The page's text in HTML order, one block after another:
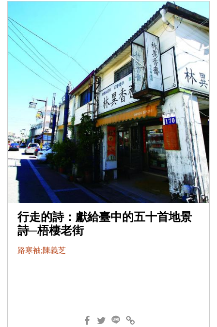
行走的詩：獻給臺中的五十首地景
詩─梧棲老街
路寒袖;陳義芝